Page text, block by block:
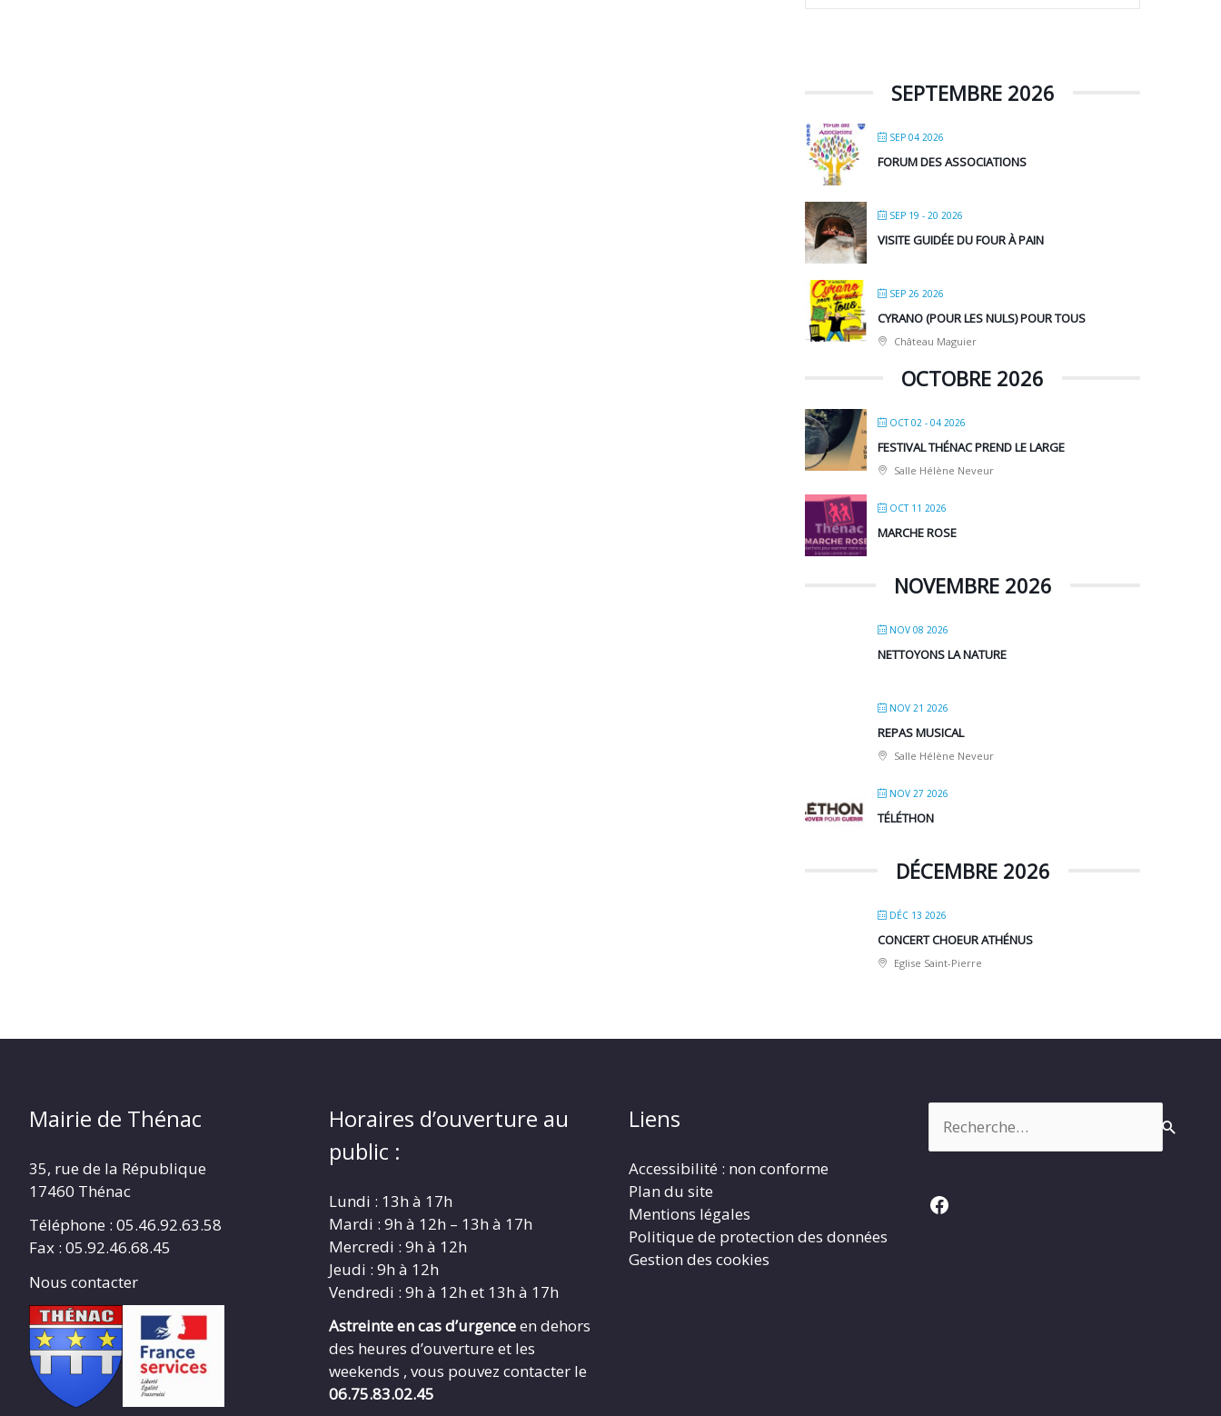
SEPTEMBRE 2026
SEP 04 2026
FORUM DES ASSOCIATIONS
SEP 19 - 20 2026
VISITE GUIDÉE DU FOUR À PAIN
SEP 26 2026
CYRANO (POUR LES NULS) POUR TOUS
Château Maguier
OCTOBRE 2026
OCT 02 - 04 2026
FESTIVAL THÉNAC PREND LE LARGE
Salle Hélène Neveur
OCT 11 2026
MARCHE ROSE
NOVEMBRE 2026
NOV 08 2026
NETTOYONS LA NATURE
NOV 21 2026
REPAS MUSICAL
Salle Hélène Neveur
NOV 27 2026
TÉLÉTHON
DÉCEMBRE 2026
DÉC 13 2026
CONCERT CHOEUR ATHÉNUS
Eglise Saint-Pierre
Mairie de Thénac
35, rue de la République
17460 Thénac
Téléphone : 05.46.92.63.58
Fax : 05.92.46.68.45
Nous contacter
Horaires d’ouverture au
public :
Lundi : 13h à 17h
Mardi : 9h à 12h – 13h à 17h
Mercredi : 9h à 12h
Jeudi : 9h à 12h
Vendredi : 9h à 12h et 13h à 17h
Astreinte en cas d’urgenceen dehors
des heures d’ouverture et les
weekends , vous pouvez contacter le
06.75.83.02.45
Liens
Accessibilité : non conforme
Plan du site
Mentions légales
Politique de protection des données
Gestion des cookies
Facebook